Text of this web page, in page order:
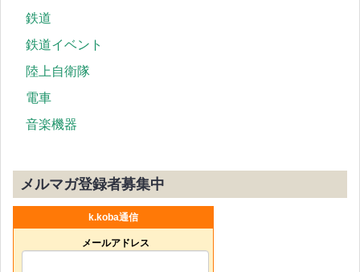
鉄道
鉄道イベント
陸上自衛隊
電車
音楽機器
メルマガ登録者募集中
k.koba通信
メールアドレス